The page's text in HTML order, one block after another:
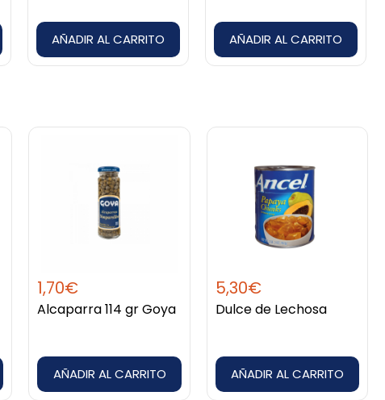
AÑADIR AL CARRITO AÑADIR AL CARRITO
1,70€
Alcaparra 114 gr Goya
AÑADIR AL CARRITO
5,30€
Dulce de Lechosa
AÑADIR AL CARRITO